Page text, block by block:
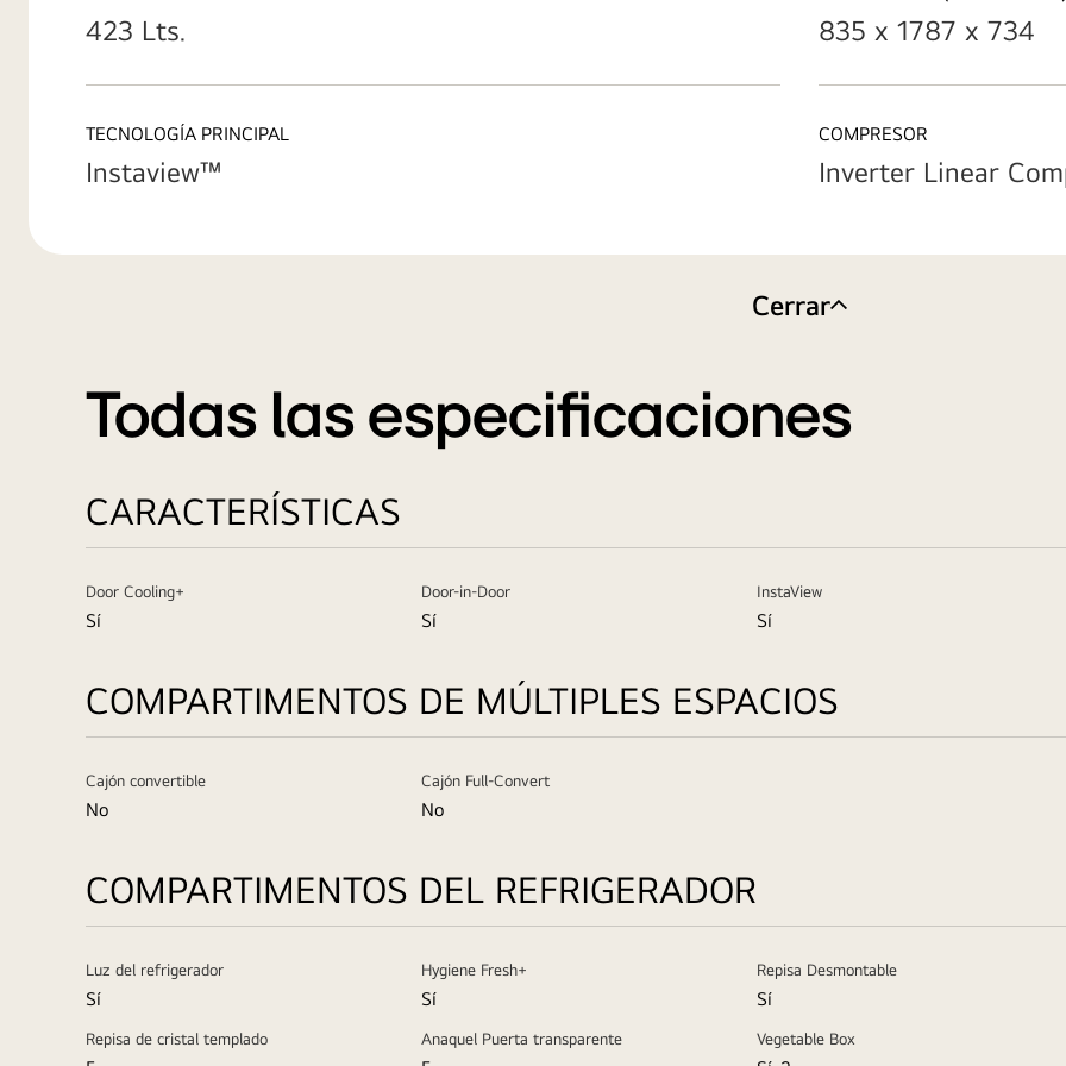
423 Lts. 835 x 1787 x 734
TECNOLOGÍA PRINCIPAL
Instaview™
COMPRESOR
Inverter Linear
Cerrar
Todas las especificaciones
CARACTERÍSTICAS
Door Cooling+
Sí
Door-in-Door
Sí
InstaView
Sí
COMPARTIMENTOS DE MÚLTIPLES ESPACIOS
Cajón convertible
No
Cajón Full-Convert
No
COMPARTIMENTOS DEL REFRIGERADOR
Luz del refrigerador
Sí
Hygiene Fresh+
Sí
Repisa Desmontable
Sí
Repisa de cristal templado Anaquel Puerta transparente Vegetable Box